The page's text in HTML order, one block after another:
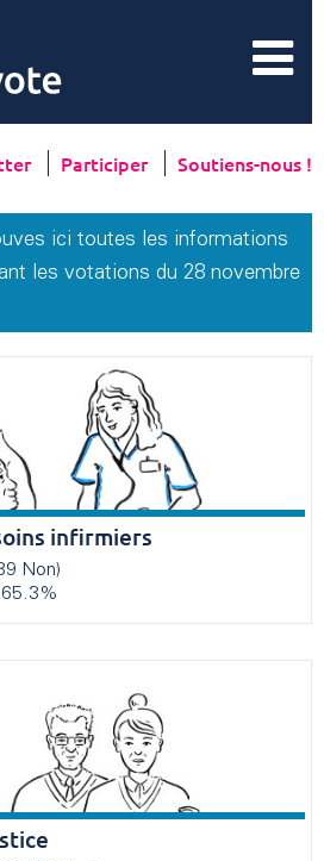
Participer Soutiens-nous !
ici toutes les informations
les votations du 28 novembre
infirmiers
Non)
65.3%